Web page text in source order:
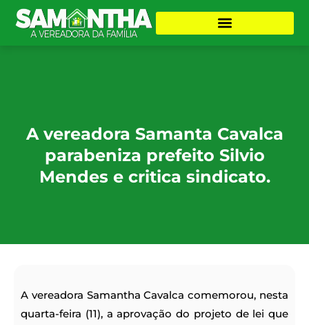
A vereadora Samanta Cavalca
parabeniza prefeito Silvio
Mendes e critica sindicato.
A vereadora Samantha Cavalca comemorou, nesta
quarta-feira (11), a aprovação do projeto de lei que